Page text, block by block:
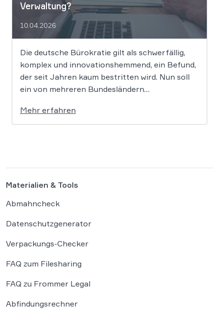
Verwaltung?
10.04.2026
Die deutsche Bürokratie gilt als schwerfällig,
komplex und innovationshemmend, ein Befund,
der seit Jahren kaum bestritten wird. Nun soll
ein von mehreren Bundesländern
schaffen. Der Ansatz ist ambitioniert:
Unternehmensgründungen sollen künftig
Mehr erfahren
Materialien & Tools
Abmahncheck
Datenschutzgenerator
Verpackungs-Checker
FAQ zum Filesharing
FAQ zu Frommer Legal
Abfindungsrechner